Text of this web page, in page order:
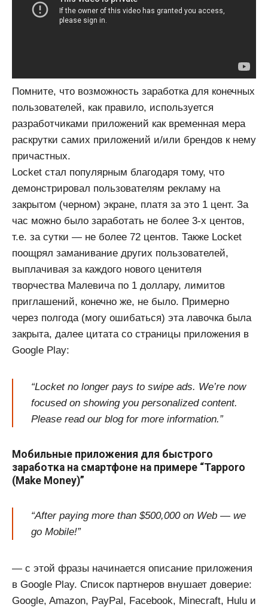
Помните, что возможность заработка для конечных
пользователей, как правило, используется
разработчиками приложений как временная мера
раскрутки самих приложений и/или брендов к нему
причастных.
Locket стал популярным благодаря тому, что
демонстрировал пользователям рекламу на
закрытом (черном) экране, платя за это 1 цент. За
час можно было заработать не более 3-х центов,
т.е. за сутки — не более 72 центов. Также Locket
поощрял заманивание других пользователей,
выплачивая за каждого нового ценителя
творчества Малевича по 1 доллару, лимитов
приглашений, конечно же, не было. Примерно
через полгода (могу ошибаться) эта лавочка была
закрыта, далее цитата со страницы приложения в
Google Play:
“Locket no longer pays to swipe ads. We’re now
focused on showing you personalized content.
Please read our blog for more information.”
Мобильные приложения для быстрого
заработка на смартфоне на примере “Tapporo
(Make Money)”
“After paying more than $500,000 on Web — we
go Mobile!”
— с этой фразы начинается описание приложения
в Google Play. Список партнеров внушает доверие:
Google, Amazon, PayPal, Facebook, Minecraft, Hulu и